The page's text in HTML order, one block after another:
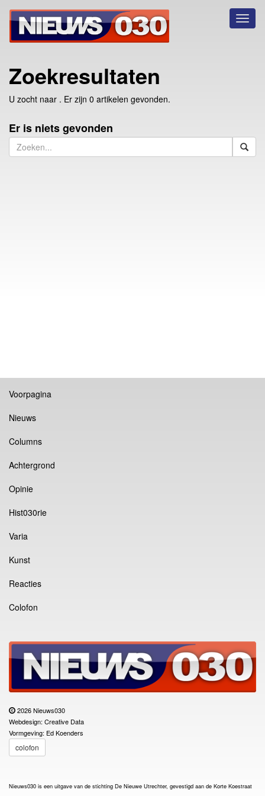
Zoekresultaten
U zocht naar . Er zijn 0 artikelen gevonden.
Er is niets gevonden
Voorpagina
Nieuws
Columns
Achtergrond
Opinie
Hist030rie
Varia
Kunst
Reacties
Colofon
2026 Nieuws030
Webdesign: Creative Data
Vormgeving: Ed Koenders
colofon
Nieuws030 is een uitgave van de stichting De Nieuwe Utrechter, gevestigd aan de Korte Koestraat